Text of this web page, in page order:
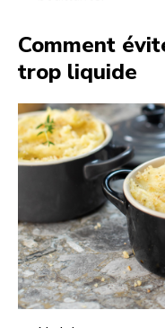
Comment
trop liquide